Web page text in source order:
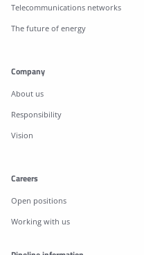
Telecommunications networks
The future of energy
Company
About us
Responsibility
Vision
Careers
Open positions
Working with us